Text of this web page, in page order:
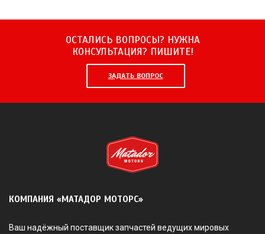
ОСТАЛИСЬ ВОПРОСЫ? НУЖНА
КОНСУЛЬТАЦИЯ? ПИШИТЕ!
ЗАДАТЬ ВОПРОС
КОМПАНИЯ «МАТАДОР МОТОРС»
Ваш надёжный поставщик запчастей ведущих мировых